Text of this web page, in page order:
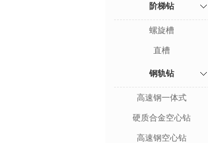
阶梯钻
螺旋槽
直槽
钢轨钻
高速钢一体式
硬质合金空心钻
高速钢空心钻